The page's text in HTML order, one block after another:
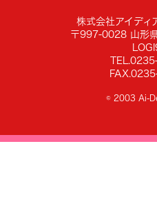
株式会社アイディ
〒997-0028 山形
© 2003 Ai-